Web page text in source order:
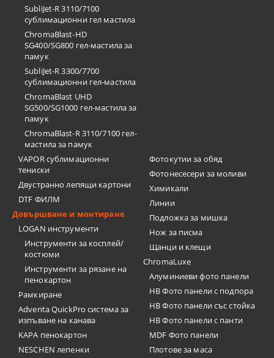
SubliJet-R 3110/7100
сублимационни гел мастила
ChromaBlast-HD
SG400/SG800 гел-мастила за
памук
SubliJet-R 3300/7700
сублимационни гел-мастила
ChromaBlast UHD
SG500/SG1000 гел-мастила за
памук
ChromaBlast-R 3110/7100 гел-
мастила за памук
VAPOR сублимационни
тениски
Двустранно лепящи картони
DTF ФИЛМ
Довършване и монтиране
LOGAN инструменти
Инструменти за косплей/
костюми
Инструменти за рязане на
пенокартон
Рамкиране
Adventa QuickPro система за
изпъване на канава
KAPA пенокартон
NESCHEN лепенки
Фотокутии за обяд
Фотонесесери за моливи
Химикали
Линии
Подложка за мишка
Нож за писма
Щанци и клещи
ChromaLuxe
Алуминиеви фото панели
HB Фото панели с подпора
HB Фото панели със стойка
HB Фото панели с панти
MDF Фото панели
Плотове за маса